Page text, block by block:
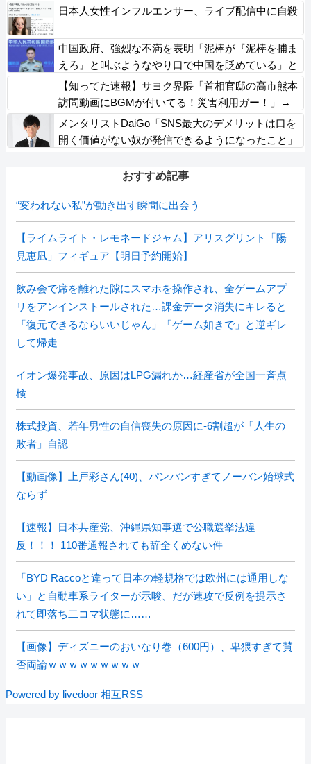
日本人女性インフルエンサー、ライブ配信中に自殺
中国政府、強烈な不満を表明「泥棒が『泥棒を捕ま
えろ』と叫ぶようなやり口で中国を貶めている」と
強く非難！
【知ってた速報】サヨク界隈「首相官邸の高市熊本
訪問動画にBGMが付いてる！災害利用ガー！」→
産経「安倍岸田石破時代も同様。当時は批判なかっ
た」（動画）
メンタリストDaiGo「SNS最大のデメリットは口を
開く価値がない奴が発信できるようになったこと」
おすすめ記事
“変われない私”が動き出す瞬間に出会う
【ライムライト・レモネードジャム】アリスグリント「陽
見恵凪」フィギュア【明日予約開始】
飲み会で席を離れた隙にスマホを操作され、全ゲームアプ
リをアンインストールされた…課金データ消失にキレると
「復元できるならいいじゃん」「ゲーム如きで」と逆ギレ
して帰走
イオン爆発事故、原因はLPG漏れか…経産省が全国一斉点
検
株式投資、若年男性の自信喪失の原因に-6割超が「人生の
敗者」自認
【動画像】上戸彩さん(40)、パンパンすぎてノーバン始球式
ならず
【速報】日本共産党、沖縄県知事選で公職選挙法違
反！！！ 110番通報されても辞全くめない件
「BYD Raccoと違って日本の軽規格では欧州には通用しな
い」と自動車系ライターが示唆、だが速攻で反例を提示さ
れて即落ち二コマ状態に……
【画像】ディズニーのおいなり巻（600円）、卑猥すぎて賛
否両論ｗｗｗｗｗｗｗｗｗ
Powered by livedoor 相互RSS